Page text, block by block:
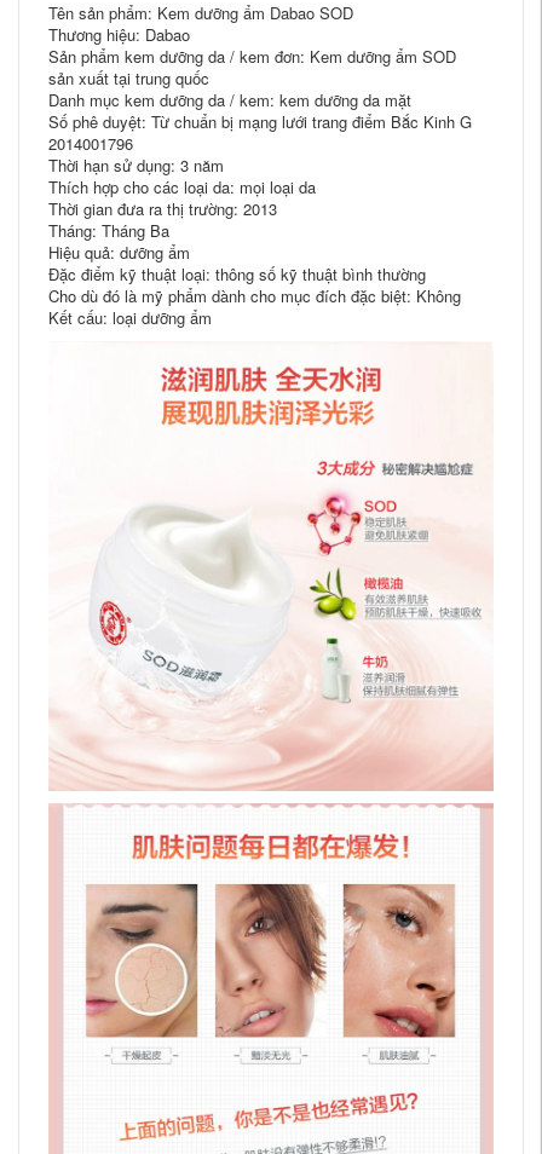
Tên sản phẩm: Kem dưỡng ẩm Dabao SOD
Thương hiệu: Dabao
Sản phẩm kem dưỡng da / kem đơn: Kem dưỡng ẩm SOD
sản xuất tại trung quốc
Danh mục kem dưỡng da / kem: kem dưỡng da mặt
Số phê duyệt: Từ chuẩn bị mạng lưới trang điểm Bắc Kinh G
2014001796
Thời hạn sử dụng: 3 năm
Thích hợp cho các loại da: mọi loại da
Thời gian đưa ra thị trường: 2013
Tháng: Tháng Ba
Hiệu quả: dưỡng ẩm
Đặc điểm kỹ thuật loại: thông số kỹ thuật bình thường
Cho dù đó là mỹ phẩm dành cho mục đích đặc biệt: Không
Kết cấu: loại dưỡng ẩm